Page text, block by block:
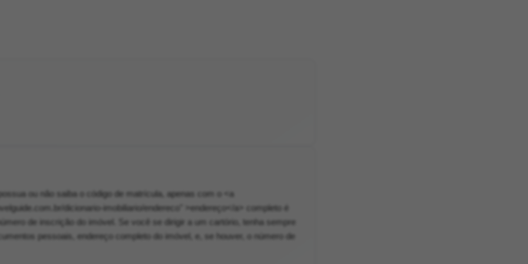
ou não saiba o código de matrícula, apenas com o <a
dicionario-imobiliario/endereco" >endereço</a> completo é
de inscrição do imóvel. Se você se dirigir a um cartório, tenha sempre
pessoais, endereço completo do imóvel, e, se houver, o número de